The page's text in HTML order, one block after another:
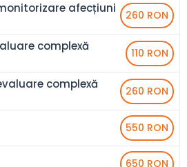
afecțiuni
260 RON
complexă
110 RON
complexă
260 RON
550 RON
650 RON